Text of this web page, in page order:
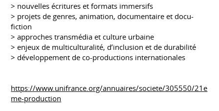
> nouvelles écritures et formats immersifs
> projets de genres, animation, documentaire et docu-
fiction
> approches transmédia et culture urbaine
> enjeux de multiculturalité, d’inclusion et de durabilité
> développement de co-productions internationales
https://www.unifrance.org/annuaires/societe/305550/21e
me-production